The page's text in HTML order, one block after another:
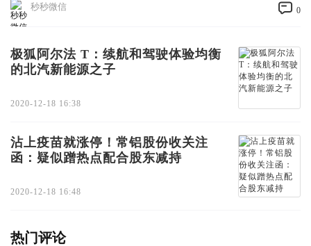
秒秒微信 0
极狐阿尔法 T：续航和驾驶体验均衡
的北汽新能源之子
2020-12-18 16:38
沾上疫苗就涨停！常铝股份收关注
函：疑似蹭热点配合股东减持
2020-12-18 16:48
热门评论